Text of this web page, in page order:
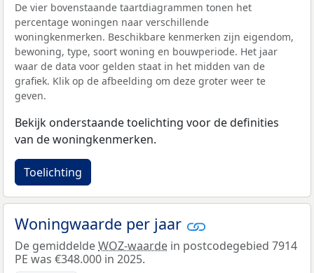
De vier bovenstaande taartdiagrammen tonen het
percentage woningen naar verschillende
woningkenmerken. Beschikbare kenmerken zijn eigendom,
bewoning, type, soort woning en bouwperiode. Het jaar
waar de data voor gelden staat in het midden van de
grafiek. Klik op de afbeelding om deze groter weer te
geven.
Bekijk onderstaande toelichting voor de definities
van de woningkenmerken.
Toelichting
Woningwaarde per jaar
De gemiddeldeWOZ-waarde in postcodegebied 7914
PE was €348.000 in 2025.